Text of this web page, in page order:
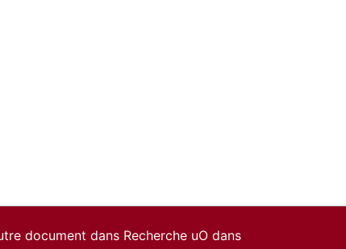
document dans Recherche uO dans